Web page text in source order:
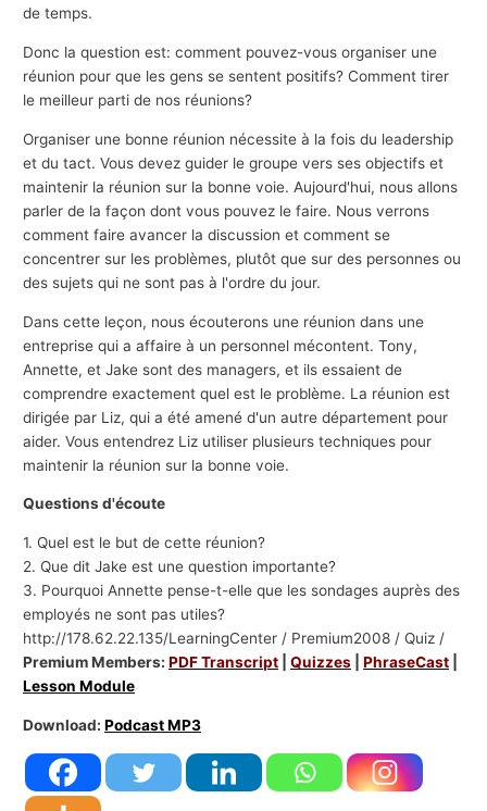
de temps.
Donc la question est: comment pouvez-vous organiser une
réunion pour que les gens se sentent positifs? Comment tirer
le meilleur parti de nos réunions?
Organiser une bonne réunion nécessite à la fois du leadership
et du tact. Vous devez guider le groupe vers ses objectifs et
maintenir la réunion sur la bonne voie. Aujourd'hui, nous allons
parler de la façon dont vous pouvez le faire. Nous verrons
comment faire avancer la discussion et comment se
concentrer sur les problèmes, plutôt que sur des personnes ou
des sujets qui ne sont pas à l'ordre du jour.
Dans cette leçon, nous écouterons une réunion dans une
entreprise qui a affaire à un personnel mécontent. Tony,
Annette, et Jake sont des managers, et ils essaient de
comprendre exactement quel est le problème. La réunion est
dirigée par Liz, qui a été amené d'un autre département pour
aider. Vous entendrez Liz utiliser plusieurs techniques pour
maintenir la réunion sur la bonne voie.
Questions d'écoute
1. Quel est le but de cette réunion?
2. Que dit Jake est une question importante?
3. Pourquoi Annette pense-t-elle que les sondages auprès des
employés ne sont pas utiles?
http://178.62.22.135/LearningCenter / Premium2008 / Quiz /
Premium Members:PDF Transcript |Quizzes |PhraseCast
Lesson Module
Download:Podcast MP3